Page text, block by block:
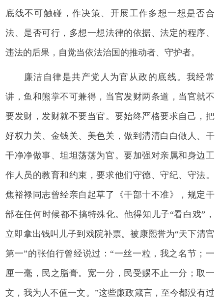
底线不可触碰，作决策、开展工作多想一想是否合
法、是否可行，多想一想法律的依据、法定的程序、
违法的后果，自觉当依法治国的推动者、守护者。
廉洁自律是共产党人为官从政的底线。我经常
讲，鱼和熊掌不可兼得，当官发财两条道，当官就不
要发财，发财就不要当官。要始终严格要求自己，把
好权力关、金钱关、美色关，做到清清白白做人、干
干净净做事、坦坦荡荡为官。要加强对亲属和身边工
作人员的教育和约束，要求他们守德、守纪、守法。
焦裕禄同志曾经亲自起草了《干部十不准》，规定干
部在任何时候都不搞特殊化。他得知儿子“看白戏”，
立即拿出钱叫儿子到戏院补票。被康熙誉为“天下清官
第一”的张伯行曾经说过：“一丝一粒，我之名节；一
厘一毫，民之脂膏。宽一分，民受赐不止一分；取一
文，我为人不值一文。”这些廉政箴言，至今都没有过